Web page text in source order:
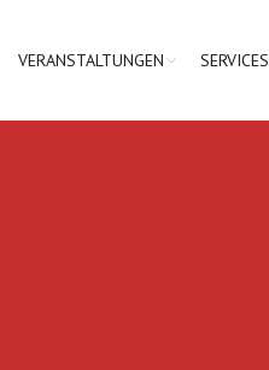
VERANSTALTUNGEN SERVICES